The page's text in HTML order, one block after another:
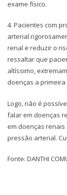
exame físico.
4. Pacientes com
arterial
renal e reduzir o
ressaltar que
altíssimo,
doenças a
Logo, não é
falar em doenças
em doenças
pressão arterial.
Fonte: DANTHI